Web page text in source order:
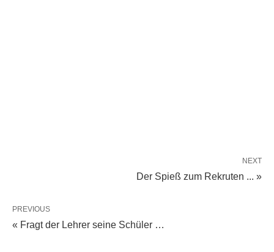
NEXT
Der Spieß zum Rekruten ... »
PREVIOUS
« Fragt der Lehrer seine Schüler …